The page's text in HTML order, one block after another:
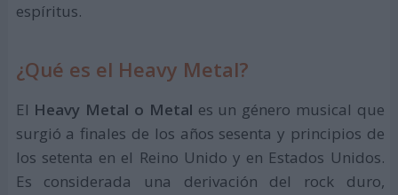
espíritus.
¿Qué es el Heavy Metal?
El Heavy Metal o Metal es un género musical que
surgió a finales de los años sesenta y principios de
los setenta en el Reino Unido y en Estados Unidos.
Es considerada una derivación del rock duro,